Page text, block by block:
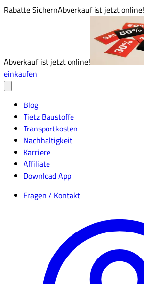
Rabatte SichernAbverkauf ist jetzt online!
Abverkauf ist jetzt online!
einkaufen
Blog
Tietz Baustoffe
Transportkosten
Nachhaltigkeit
Karriere
Affiliate
Download App
Fragen / Kontakt